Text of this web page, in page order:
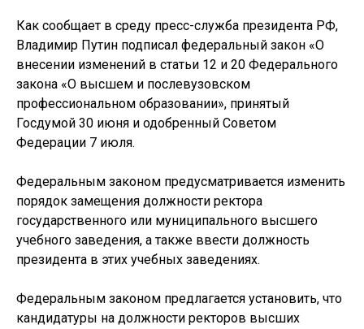
Как сообщает в среду пресс-служба президента РФ,
Владимир Путин подписал федеральный закон «О
внесении изменений в статьи 12 и 20 Федерального
закона «О высшем и послевузовском
профессиональном образовании», принятый
Госдумой 30 июня и одобренный Советом
Федерации 7 июля.
Федеральным законом предусматривается изменить
порядок замещения должности ректора
государственного или муниципального высшего
учебного заведения, а также ввести должность
президента в этих учебных заведениях.
Федеральным законом предлагается установить, что
кандидатуры на должности ректоров высших